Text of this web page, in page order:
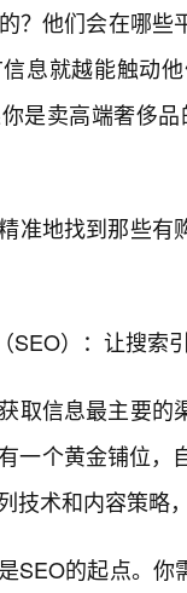
？他们会在哪
息就越能触动
是卖高端奢侈
准地找到那些
SEO）：让搜索
取信息最主要的
一个黄金铺位
技术和内容策略
SEO的起点。